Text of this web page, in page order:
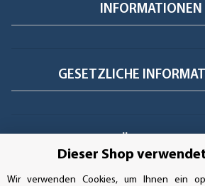
INFORMATIONEN
GESETZLICHE
Dieser Shop
Wir verwenden Cookies, um Ihnen ein